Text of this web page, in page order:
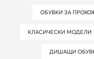
ОБУВКИ ЗА
КЛАСИЧЕСКИ МОДЕЛИ
ДИШАЩИ